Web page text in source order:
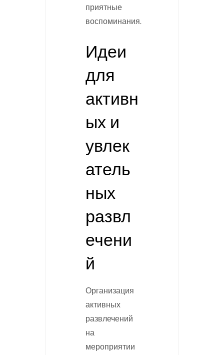
приятные
воспоминания.
Идеи
для
активн
ых и
увлек
атель
ных
развл
ечени
й
Организация
активных
развлечений
на
мероприятии